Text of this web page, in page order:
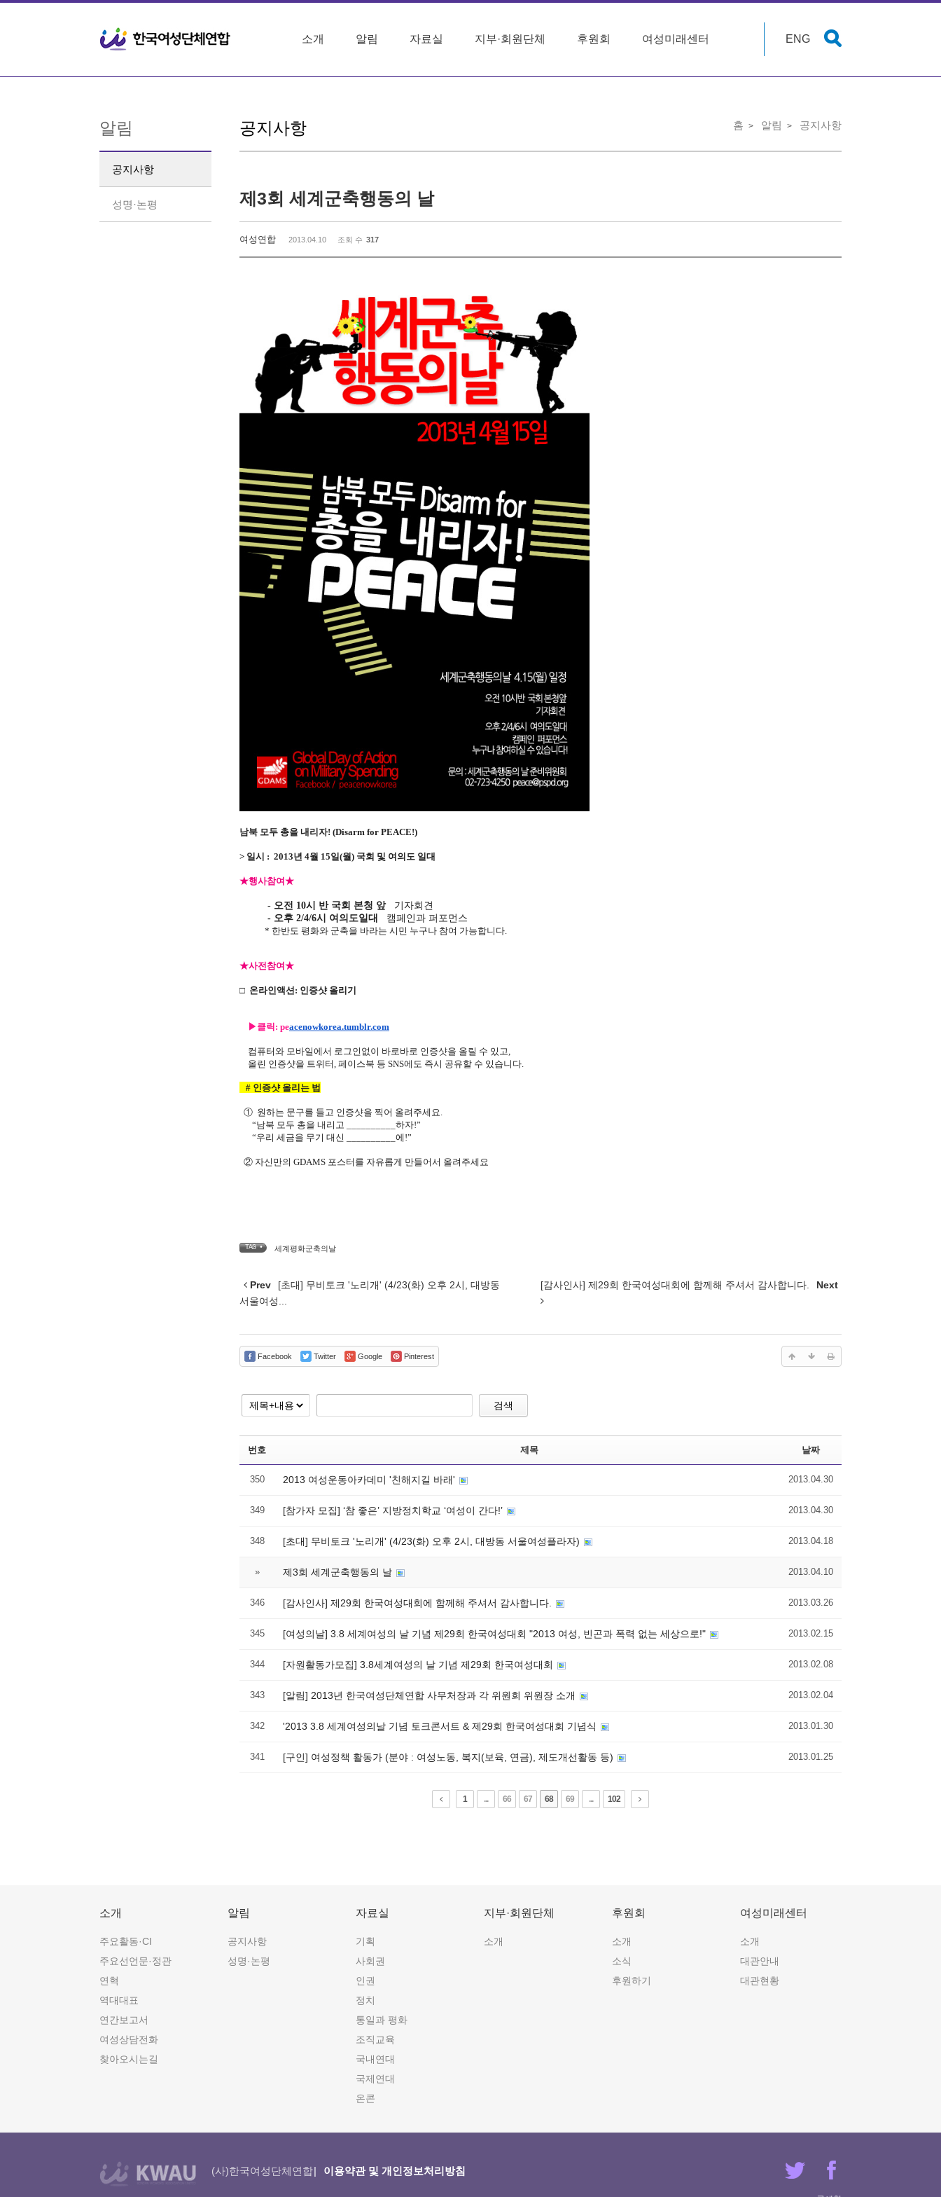
소개 알림 자료실 지부·회원단체 후원회 여성미래센터 ENG
알림
공지사항
성명·논평
공지사항 홈 알림 공지사항
제3회 세계군축행동의 날
여성연합 2013.04.10 조회 수 317
남북 모두 총을 내리자! (Disarm for PEACE!)
> 일시 : 2013년 4월 15일(월) 국회 및 여의도 일대
★행사참여 ★
- 오전 10시 반 국회 본청 앞
기자회견
- 오후 2/4/6시 여의도일대
캠페인과 퍼포먼스
* 한반도 평화와 군축을 바라는 시민 누구나 참여 가능합니다.
★사전참여 ★
□ 온라인액션: 인증샷 올리기
▶클릭: peacenowkorea.tumblr.com
컴퓨터와 모바일에서 로그인없이 바로바로 인증샷을 올릴 수 있고,
올린 인증샷을 트위터, 페이스북 등 SNS에도 즉시 공유할 수 있습니다.
# 인증샷 올리는 법
① 원하는 문구를 들고 인증샷을 찍어 올려주세요.
“남북 모두 총을 내리고 __________하자!”
“우리 세금을 무기 대신 __________에!”
② 자신만의 GDAMS 포스터를 자유롭게 만들어서 올려주세요
TAG • 세계평화군축의날
Prev
[초대] 무비토크 '노리개' (4/23(화) 오후 2시, 대방동
서울여성...
[감사인사] 제29회 한국여성대회에 함께해 주셔서 감사합니다. Next
Facebook Twitter Google Pinterest
검색
번호 제목 날짜
350 2013 여성운동아카데미 '친해지길 바래' 2013.04.30
349 [참가자 모집] ‘참 좋은’ 지방정치학교 ‘여성이 간다!’ 2013.04.30
348 [초대] 무비토크 '노리개' (4/23(화) 오후 2시, 대방동 서울여성플라자) 2013.04.18
» 제3회 세계군축행동의 날 2013.04.10
346 [감사인사] 제29회 한국여성대회에 함께해 주셔서 감사합니다. 2013.03.26
345 [여성의날] 3.8 세계여성의 날 기념 제29회 한국여성대회 "2013 여성, 빈곤과 폭력 없는 세상으로!" 2013.02.15
344 [자원활동가모집] 3.8세계여성의 날 기념 제29회 한국여성대회 2013.02.08
343 [알림] 2013년 한국여성단체연합 사무처장과 각 위원회 위원장 소개 2013.02.04
342 '2013 3.8 세계여성의날 기념 토크콘서트 & 제29회 한국여성대회 기념식 2013.01.30
341 [구인] 여성정책 활동가 (분야 : 여성노동, 복지(보육, 연금), 제도개선활동 등) 2013.01.25
1 ... 66 67 68 69 ... 102
소개
주요활동·CI
주요선언문·정관
연혁
역대대표
연간보고서
여성상담전화
찾아오시는길
알림
공지사항
성명·논평
자료실
기획
사회권
인권
정치
통일과 평화
조직교육
국내연대
국제연대
온콘
지부·회원단체
소개
후원회
소개
소식
후원하기
여성미래센터
소개
대관안내
대관현황
(사)한국여성단체연합 이용약관 및 개인정보처리방침